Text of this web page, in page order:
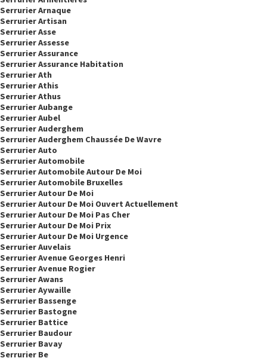
Serrurier Arnaque
Serrurier Artisan
Serrurier Asse
Serrurier Assesse
Serrurier Assurance
Serrurier Assurance Habitation
Serrurier Ath
Serrurier Athis
Serrurier Athus
Serrurier Aubange
Serrurier Aubel
Serrurier Auderghem
Serrurier Auderghem Chaussée De Wavre
Serrurier Auto
Serrurier Automobile
Serrurier Automobile Autour De Moi
Serrurier Automobile Bruxelles
Serrurier Autour De Moi
Serrurier Autour De Moi Ouvert Actuellement
Serrurier Autour De Moi Pas Cher
Serrurier Autour De Moi Prix
Serrurier Autour De Moi Urgence
Serrurier Auvelais
Serrurier Avenue Georges Henri
Serrurier Avenue Rogier
Serrurier Awans
Serrurier Aywaille
Serrurier Bassenge
Serrurier Bastogne
Serrurier Battice
Serrurier Baudour
Serrurier Bavay
Serrurier Be